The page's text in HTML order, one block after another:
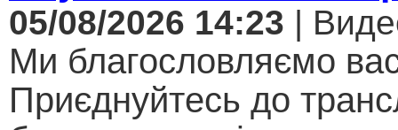
05/08/2026 14:23 |
Ми благословляємо
Приєднуйтесь до